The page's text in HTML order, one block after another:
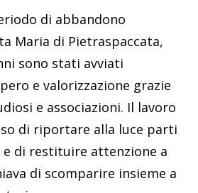
di abbandono
Maria di Pietraspaccata,
sono stati avviati
e valorizzazione grazie
e associazioni. Il lavoro
di riportare alla luce parti
e di restituire attenzione a
di scomparire insieme a